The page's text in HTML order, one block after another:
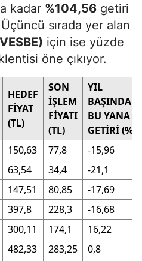
kadar %104,56 getiri
sırada yer alan
için ise yüzde
öne çıkıyor.
HEDEF
FİYAT
(TL)
SON
İŞLEM
FİYATI
(TL)
YIL
BAŞINDAN
BU YANA
GETİRİ (%)
150,63 77,8
-15,96
63,54 34,4
-21,1
147,51 80,85
-17,69
397,8 228,3
-16,68
300,11 174,1
16,22
482,33 283,25
0,8